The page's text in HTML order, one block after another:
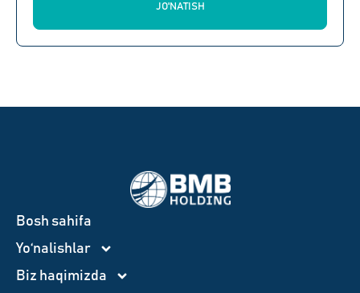
JO'NATISH
Bosh sahifa
Yo‘nalishlar
Biz haqimizda